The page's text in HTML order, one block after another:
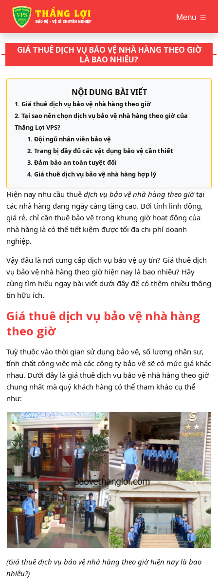
Menu
GIÁ THUÊ DỊCH VỤ BẢO VỆ NHÀ HÀNG THEO GIỜ
LÀ BAO NHIÊU?
NỘI DUNG BÀI VIẾT
Giá thuê dịch vụ bảo vệ nhà hàng theo giờ
Tại sao nên chọn dịch vụ bảo vệ nhà hàng theo giờ của
Thắng Lợi VPS?
Đội ngũ nhân viên bảo vệ
Trang bị đầy đủ các vật dụng bảo vệ cần thiết
Đảm bảo an toàn tuyệt đối
Giá thuê dịch vụ bảo vệ nhà hàng hợp lý
Hiện nay nhu cầu thuêdịch vụ bảo vệ nhà hàng theo giờtại
các nhà hàng đang ngày càng tăng cao. Bởi tính linh động,
giá rẻ, chỉ cần thuê bảo vệ trong khung giờ hoạt động của
nhà hàng là có thể tiết kiệm được tối đa chi phí doanh
nghiệp.
Vậy đâu là nơi cung cấp dịch vụ bảo vệ uy tín? Giá thuê dịch
vụ bảo vệ nhà hàng theo giờ hiện nay là bao nhiêu? Hãy
cùng tìm hiểu ngay bài viết dưới đây để có thêm nhiều thông
tin hữu ích.
Giá thuê dịch vụ bảo vệ nhà hàng
theo giờ
Tuỳ thuộc vào thời gian sử dụng bảo vệ, số lượng nhân sự,
tính chất công việc mà các công ty bảo vệ sẽ có mức giá khác
nhau. Dưới đây là giá thuê dịch vụ bảo vệ nhà hàng theo giờ
chung nhất mà quý khách hàng có thể tham khảo cụ thể
như:
(Giá thuê dịch vụ bảo vệ nhà hàng theo giờ hiện nay là bao
nhiêu?)